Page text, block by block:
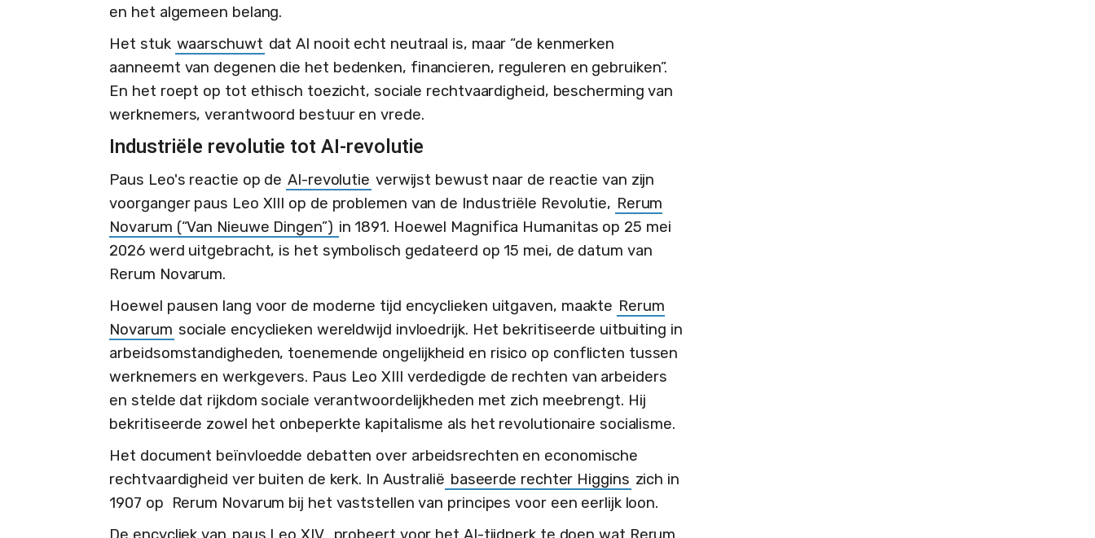
en het algemeen belang.
Het stuk waarschuwt dat AI nooit echt neutraal is, maar “de kenmerken
aanneemt van degenen die het bedenken, financieren, reguleren en gebruiken”.
En het roept op tot ethisch toezicht, sociale rechtvaardigheid, bescherming van
werknemers, verantwoord bestuur en vrede.
Industriële revolutie tot AI-revolutie
Paus Leo's reactie op de AI-revolutie verwijst bewust naar de reactie van zijn
voorganger paus Leo XIII op de problemen van de Industriële Revolutie, Rerum
Novarum (“Van Nieuwe Dingen”) in 1891. Hoewel Magnifica Humanitas op 25 mei
2026 werd uitgebracht, is het symbolisch gedateerd op 15 mei, de datum van
Rerum Novarum.
Hoewel pausen lang voor de moderne tijd encyclieken uitgaven, maakte Rerum
Novarum sociale encyclieken wereldwijd invloedrijk. Het bekritiseerde uitbuiting in
arbeidsomstandigheden, toenemende ongelijkheid en risico op conflicten tussen
werknemers en werkgevers. Paus Leo XIII verdedigde de rechten van arbeiders
en stelde dat rijkdom sociale verantwoordelijkheden met zich meebrengt. Hij
bekritiseerde zowel het onbeperkte kapitalisme als het revolutionaire socialisme.
Het document beïnvloedde debatten over arbeidsrechten en economische
rechtvaardigheid ver buiten de kerk. In Australië baseerde rechter Higgins zich in
1907 op Rerum Novarum bij het vaststellen van principes voor een eerlijk loon.